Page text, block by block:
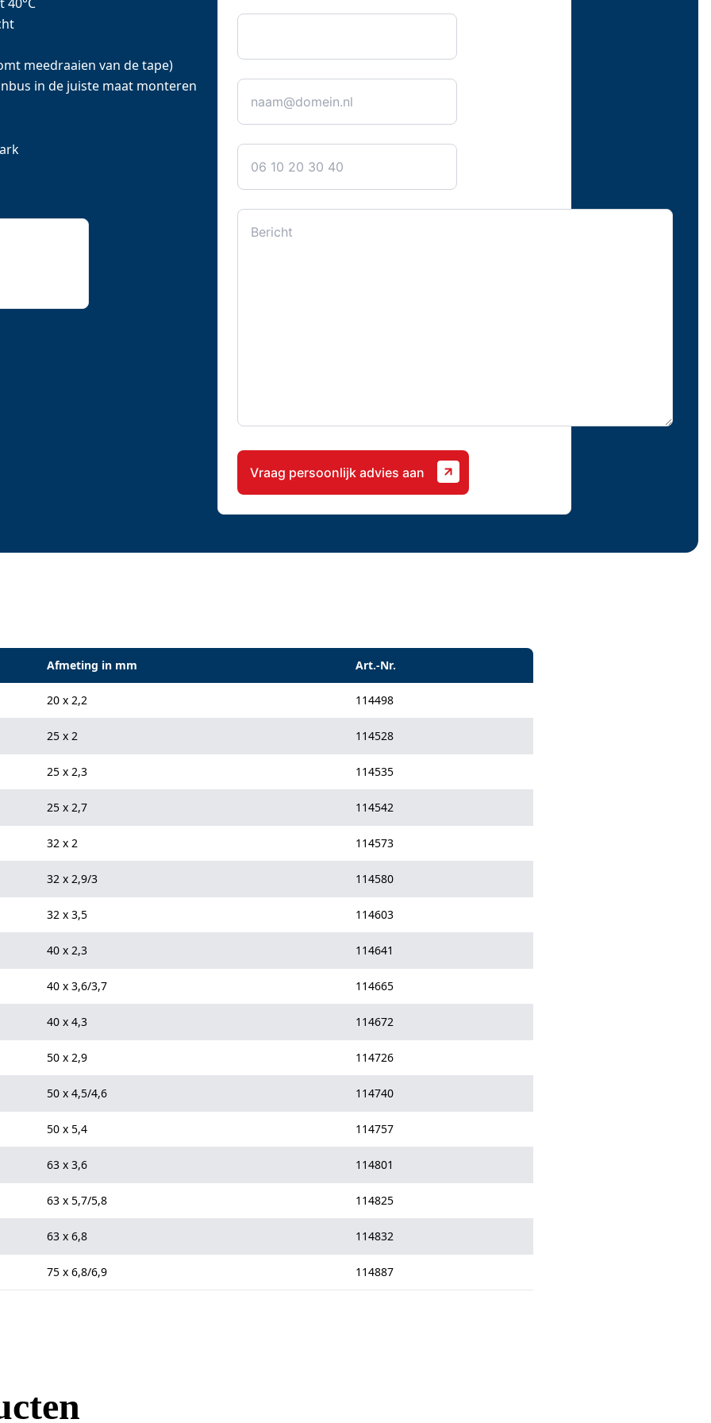
meedraaien van de tape)
in de juiste maat monteren
Afmeting in mm Art.-Nr.
20 x 2,2 114498
25 x 2 114528
25 x 2,3 114535
25 x 2,7 114542
32 x 2 114573
32 x 2,9/3 114580
32 x 3,5 114603
40 x 2,3 114641
40 x 3,6/3,7 114665
40 x 4,3 114672
50 x 2,9 114726
50 x 4,5/4,6 114740
50 x 5,4 114757
63 x 3,6 114801
63 x 5,7/5,8 114825
63 x 6,8 114832
75 x 6,8/6,9 114887